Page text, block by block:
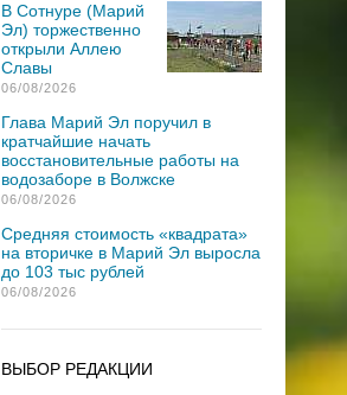
В Сотнуре (Марий
Эл) торжественно
открыли Аллею
Славы
06/08/2026
Глава Марий Эл поручил в
кратчайшие начать
восстановительные работы на
водозаборе в Волжске
06/08/2026
Средняя стоимость «квадрата»
на вторичке в Марий Эл выросла
до 103 тыс рублей
06/08/2026
ВЫБОР РЕДАКЦИИ